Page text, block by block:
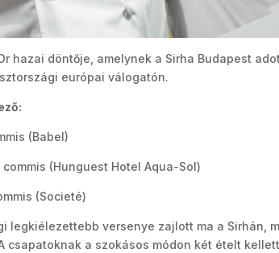
hazai döntője, amelynek a Sirha Budapest
európai válogatón.
(Babel)
commis (Hunguest Hotel Aqua-Sol)
(Societé)
legkiélezettebb versenye zajlott ma a Sirhán,
csapatoknak a szokásos módon két ételt